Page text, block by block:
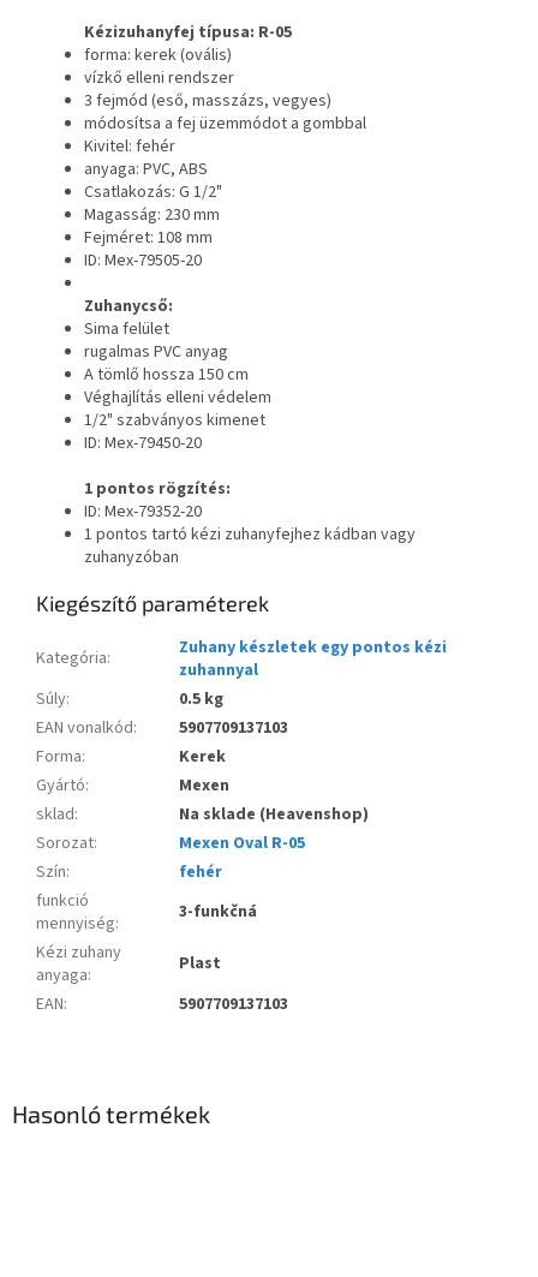
Kézizuhanyfej típusa: R-05
forma: kerek (ovális)
vízkő elleni rendszer
3 fejmód (eső, masszázs, vegyes)
módosítsa a fej üzemmódot a gombbal
Kivitel: fehér
anyaga: PVC, ABS
Csatlakozás: G 1/2"
Magasság: 230 mm
Fejméret: 108 mm
ID: Mex-79505-20
Zuhanycső:
Sima felület
rugalmas PVC anyag
A tömlő hossza 150 cm
Véghajlítás elleni védelem
1/2" szabványos kimenet
ID: Mex-79450-20
1 pontos rögzítés:
ID: Mex-79352-20
1 pontos tartó kézi zuhanyfejhez kádban vagy
zuhanyzóban
Kiegészítő paraméterek
Kategória:
Zuhany készletek egy pontos kézi
zuhannyal
Súly:
0.5 kg
EAN vonalkód:
5907709137103
Forma:
Kerek
Gyártó:
Mexen
sklad:
Na sklade (Heavenshop)
Sorozat:
Mexen Oval R-05
Szín:
fehér
funkció
mennyiség:
3-funkčná
Kézi zuhany
anyaga:
Plast
EAN: 5907709137103
Hasonló termékek